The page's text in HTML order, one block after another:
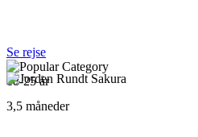
Se rejse
18-25 år
3,5 måneder